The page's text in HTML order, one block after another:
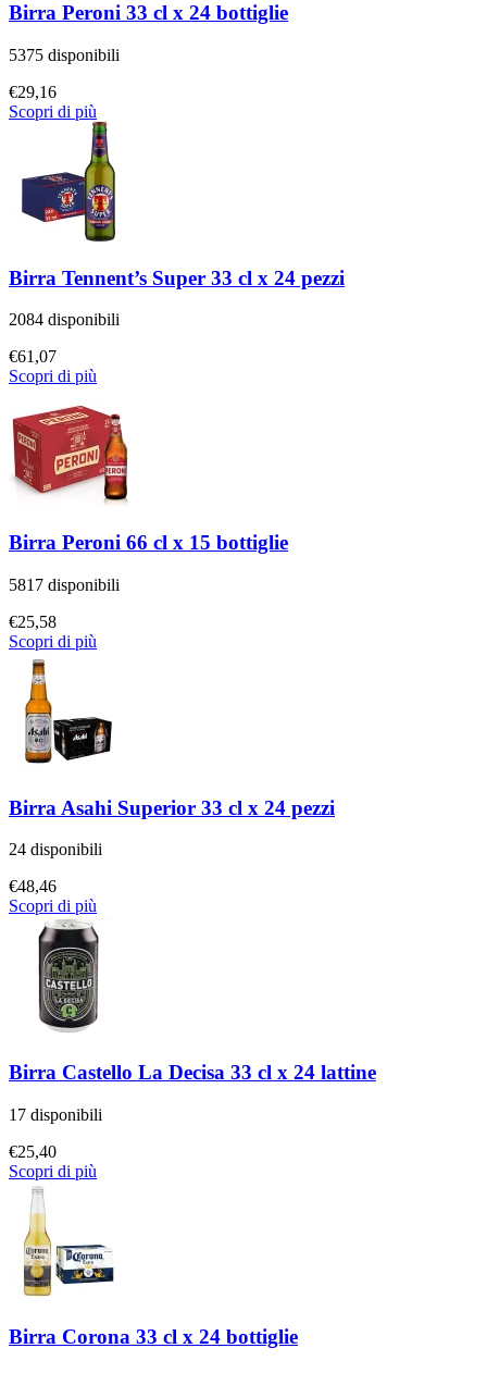
Birra Peroni 33 cl x 24 bottiglie
5375 disponibili
€29,16
Scopri di più
Birra Tennent’s Super 33 cl x 24 pezzi
2084 disponibili
€61,07
Scopri di più
Birra Peroni 66 cl x 15 bottiglie
5817 disponibili
€25,58
Scopri di più
Birra Asahi Superior 33 cl x 24 pezzi
24 disponibili
€48,46
Scopri di più
Birra Castello La Decisa 33 cl x 24 lattine
17 disponibili
€25,40
Scopri di più
Birra Corona 33 cl x 24 bottiglie